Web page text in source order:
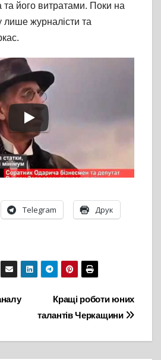
та його витратами. Поки на
лише журналісти та
Telegram Друк
Кращі роботи юних
талантів Черкащини